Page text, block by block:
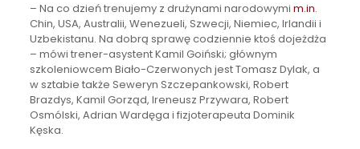
– Na co dzień trenujemy z drużynami narodowymi m.in.
Chin, USA, Australii, Wenezueli, Szwecji, Niemiec, Irlandii i
Uzbekistanu. Na dobrą sprawę codziennie ktoś dojeżdża
– mówi trener-asystent Kamil Goiński; głównym
szkoleniowcem Biało-Czerwonych jest Tomasz Dylak, a
w sztabie także Seweryn Szczepankowski, Robert
Brazdys, Kamil Gorząd, Ireneusz Przywara, Robert
Osmólski, Adrian Wardęga i fizjoterapeuta Dominik
Kęska.